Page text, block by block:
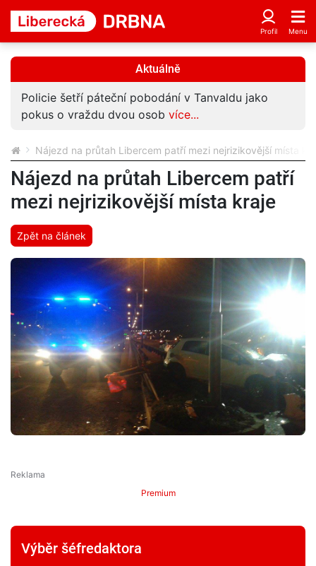
Aktuálně
Policie šetří páteční pobodání v Tanvaldu jako
pokus o vraždu dvou osob více...
Nájezd na průtah Libercem patří mezi nejrizikovější místa
Nájezd na průtah Libercem patří
mezi nejrizikovější místa kraje
Zpět na článek
Premium
Výběr šéfredaktora